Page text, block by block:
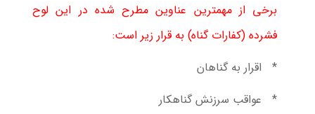
برخی از مهمترین عناوین مطرح شده در این لوح
فشرده (کفارات گناه) به قرار زیر است:
* اقرار به گناهان
* عواقب سرزنش گناهکار